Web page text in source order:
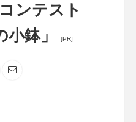
ンテスト
小鉢」
[PR]